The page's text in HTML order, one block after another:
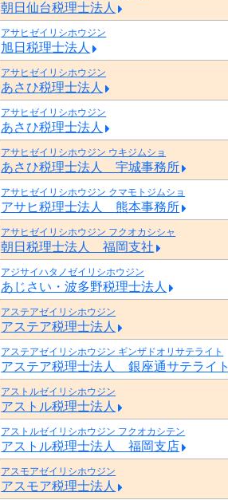
朝日仙台税理士法人
アサヒゼイリシホウジン
旭日税理士法人
アサヒゼイリシホウジン
あさひ税理士法人
アサヒゼイリシホウジン
あさひ税理士法人
アサヒゼイリシホウジン ウキジムショ
あさひ税理士法人 宇城事務所
アサヒゼイリシホウジン クマモトジムショ
アサヒ税理士法人 熊本事務所
アサヒゼイリシホウジン フクオカシシャ
朝日税理士法人 福岡支社
アジサイハタノゼイリシホウジン
あじさい・波多野税理士法人
アステアゼイリシホウジン
アステア税理士法人
アステアゼイリシホウジン ギンザドオリサテライト
アステア税理士法人 銀座通サテライト
アストルゼイリシホウジン
アストル税理士法人
アストルゼイリシホウジン フクオカシテン
アストル税理士法人 福岡支店
アスモアゼイリシホウジン
アスモア税理士法人